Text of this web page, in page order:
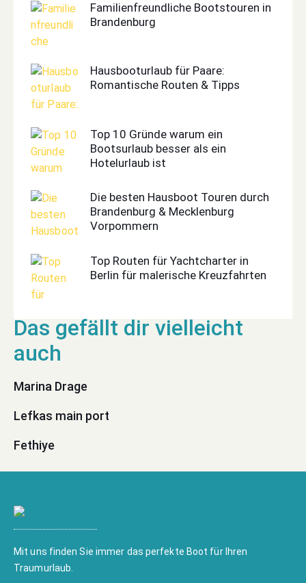
Familienfreundliche Bootstouren in
Brandenburg
Hausbooturlaub für Paare:
Romantische Routen & Tipps
Top 10 Gründe warum ein
Bootsurlaub besser als ein
Hotelurlaub ist
Die besten Hausboot Touren durch
Brandenburg & Mecklenburg
Vorpommern
Top Routen für Yachtcharter in
Berlin für malerische Kreuzfahrten
Marina Drage
Lefkas main port
Fethiye
Mit uns finden Sie immer das perfekte Boot für Ihren
Traumurlaub.